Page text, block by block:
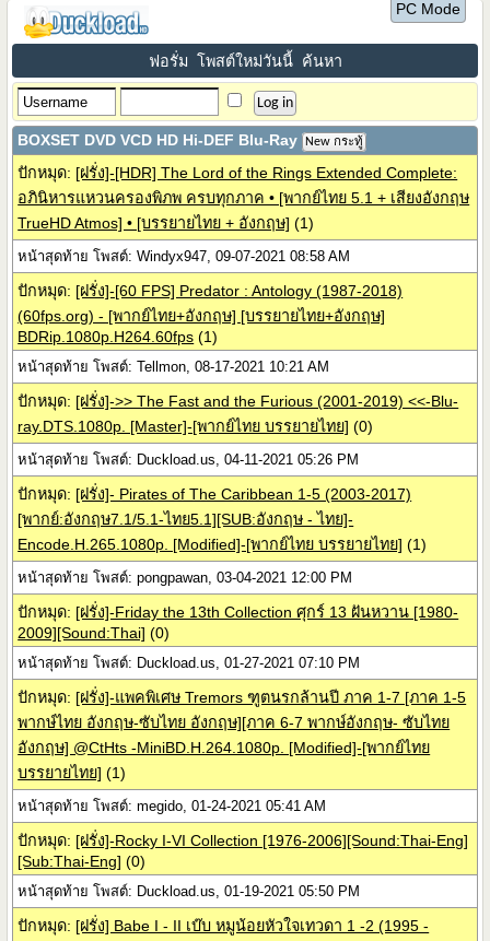
PC Mode
ฟอรั่ม โพสต์ใหม่วันนี้ ค้นหา
BOXSET DVD VCD HD Hi-DEF Blu-Ray New กระทู้
ปักหมุด: [ฝรั่ง]-[HDR] The Lord of the Rings Extended Complete:
อภินิหารแหวนครองพิภพ ครบทุกภาค • [พากย์ไทย 5.1 + เสียงอังกฤษ
TrueHD Atmos] • [บรรยายไทย + อังกฤษ] (1)
หน้าสุดท้าย โพสต์: Windyx947, 09-07-2021 08:58 AM
ปักหมุด: [ฝรั่ง]-[60 FPS] Predator : Antology (1987-2018)
(60fps.org) - [พากย์ไทย+อังกฤษ] [บรรยายไทย+อังกฤษ]
BDRip.1080p.H264.60fps (1)
หน้าสุดท้าย โพสต์: Tellmon, 08-17-2021 10:21 AM
ปักหมุด: [ฝรั่ง]->> The Fast and the Furious (2001-2019) <<-Blu-
ray.DTS.1080p. [Master]-[พากย์ไทย บรรยายไทย] (0)
หน้าสุดท้าย โพสต์: Duckload.us, 04-11-2021 05:26 PM
ปักหมุด: [ฝรั่ง]- Pirates of The Caribbean 1-5 (2003-2017)
[พากย์:อังกฤษ7.1/5.1-ไทย5.1][SUB:อังกฤษ - ไทย]-
Encode.H.265.1080p. [Modified]-[พากย์ไทย บรรยายไทย] (1)
หน้าสุดท้าย โพสต์: pongpawan, 03-04-2021 12:00 PM
ปักหมุด: [ฝรั่ง]-Friday the 13th Collection ศุกร์ 13 ฝันหวาน [1980-
2009][Sound:Thai] (0)
หน้าสุดท้าย โพสต์: Duckload.us, 01-27-2021 07:10 PM
ปักหมุด: [ฝรั่ง]-แพคพิเศษ Tremors ฑูตนรกล้านปี ภาค 1-7 [ภาค 1-5
พากษ์ไทย อังกฤษ-ซับไทย อังกฤษ][ภาค 6-7 พากษ์อังกฤษ- ซับไทย
อังกฤษ] @CtHts -MiniBD.H.264.1080p. [Modified]-[พากย์ไทย
บรรยายไทย] (1)
หน้าสุดท้าย โพสต์: megido, 01-24-2021 05:41 AM
ปักหมุด: [ฝรั่ง]-Rocky I-VI Collection [1976-2006][Sound:Thai-Eng]
[Sub:Thai-Eng] (0)
หน้าสุดท้าย โพสต์: Duckload.us, 01-19-2021 05:50 PM
ปักหมุด: [ฝรั่ง] Babe I - II เบ๊บ หมูน้อยหัวใจเทวดา 1 -2 (1995 -